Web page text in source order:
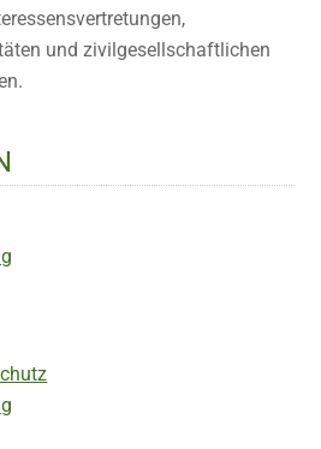
und zivilgesellschaftlichen